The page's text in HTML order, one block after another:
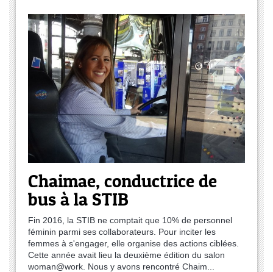
Chaimae, conductrice de
bus à la STIB
Fin 2016, la STIB ne comptait que 10% de personnel
féminin parmi ses collaborateurs. Pour inciter les
femmes à s'engager, elle organise des actions ciblées.
Cette année avait lieu la deuxième édition du salon
woman@work. Nous y avons rencontré Chaim...